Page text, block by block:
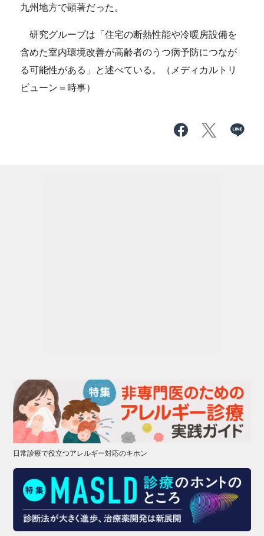
九州地方で顕著だった。
研究グループは「住宅の断熱性能や冷暖房設備を
含めた室内環境改善が高齢者のうつ病予防につなが
る可能性がある」と述べている。（メディカルトリ
ビューン＝時事）
日常診療で役立つアレルギー対応のキホン